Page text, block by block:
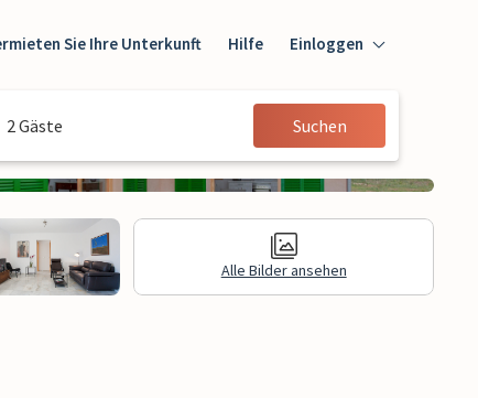
Sie Ihre Unterkunft Hilfe Einloggen
Einloggen
Gast
2 Gäste Suchen
Alle Bilder ansehen